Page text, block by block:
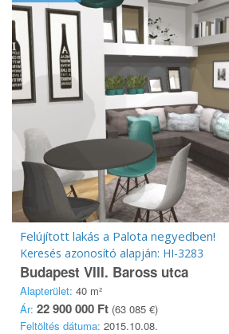
Felújított lakás a Palota negyedben!
Keresés azonosító alapján: HI-3283
Budapest VIII. Baross utca
Alapterület: 40 m²
Ár: 22 900 000 Ft (63 085 €)
Feltöltés dátuma: 2015.10.08.